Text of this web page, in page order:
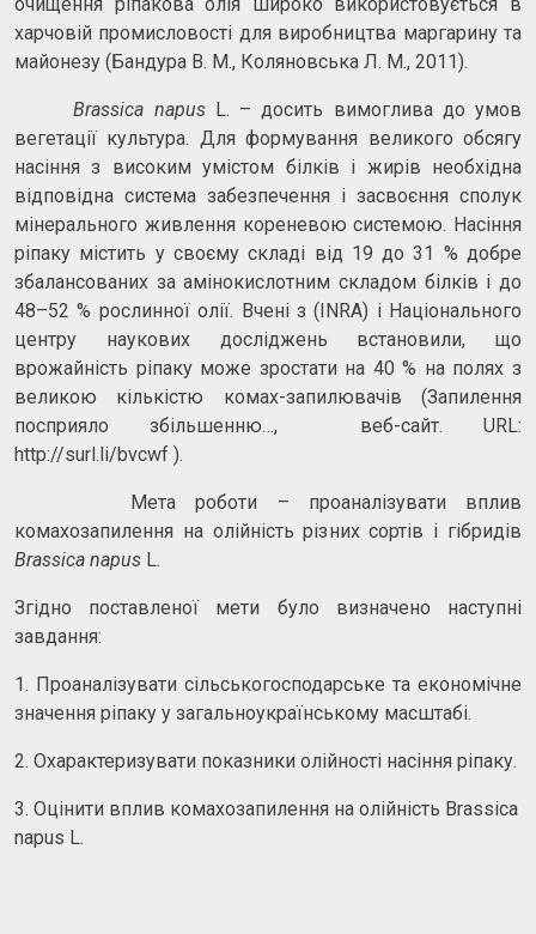
харчовій промисловості для виробництва маргарину та
майонезу (Бандура В. М., Коляновська Л. М., 2011).
Brassica napus L. – досить вимоглива до умов
вегетації культура. Для формування великого обсягу
насіння з високим умістом білків і жирів необхідна
відповідна система забезпечення і засвоєння сполук
мінерального живлення кореневою системою. Насіння
ріпаку містить у своєму складі від 19 до 31 % добре
збалансованих за амінокислотним складом білків і до
48–52 % рослинної олії. Вчені з (INRA) і Національного
центру наукових досліджень встановили, що
врожайність ріпаку може зростати на 40 % на полях з
великою кількістю комах-запилювачів (Запилення
посприяло збільшенню…, веб-сайт. URL:
http://surl.li/bvcwf ).
Мета роботи – проаналізувати вплив
комахозапилення на олійність різних сортів і гібридів
Brassica napus L.
Згідно поставленої мети було визначено наступні
завдання:
1. Проаналізувати сільськогосподарське та економічне
значення ріпаку у загальноукраїнському масштабі.
2. Охарактеризувати показники олійності насіння ріпаку.
3. Оцінити вплив комахозапилення на олійність Brassica
napus L.